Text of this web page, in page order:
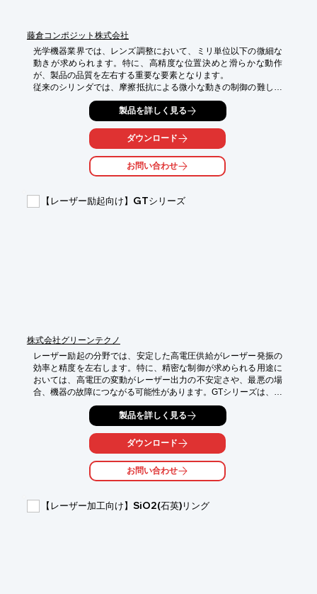
・製品の品質向上
藤倉コンポジット株式会社
光学機器業界では、レンズ調整において、ミリ単位以下の微細な
動きが求められます。特に、高精度な位置決めと滑らかな動作
が、製品の品質を左右する重要な要素となります。
従来のシリンダでは、摩擦抵抗による微小な動きの制御の難しさ
や、位置決めの精度に課題がありました。藤倉コンポジットの
ACS-4-5は、エアベアリング技術により摩擦抵抗をゼロにし、こ
れらの課題を解決します。
【活用シーン】
・各種測定器
製品を詳しく見る
ダウンロード
お問い合わせ
【レーザー励起向け】GTシリーズ
株式会社グリーンテクノ
レーザー励起の分野では、安定した高電圧供給がレーザー発振の
効率と精度を左右します。特に、精密な制御が求められる用途に
おいては、高電圧の変動がレーザー出力の不安定さや、最悪の場
合、機器の故障につながる可能性があります。GTシリーズは、出
力可変機能により、レーザー励起に必要な電圧を正確に調整し、
最適なレーザー発振をサポートします。
【活用シーン】
・レーザー加工
・レーザー計測
・レーザー研究
・レーザー発振の安定化
製品を詳しく見る
ダウンロード
お問い合わせ
【レーザー加工向け】SiO2(石英)リング